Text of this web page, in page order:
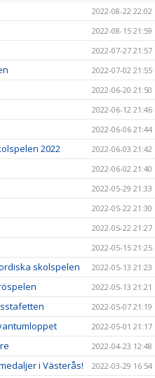
2022-08-22 22:02
2022-08-15 21:59
2022-07-27 21:57
2022-07-02 21:55
2022-06-20 21:50
2022-06-12 21:46
2022-06-06 21:44
2022 2022-06-03 21:42
2022-06-02 21:40
2022-05-29 21:33
2022-05-22 21:30
2022-05-22 21:27
2022-05-15 21:25
skolspelen 2022-05-13 21:23
2022-05-13 21:21
2022-05-07 21:19
2022-05-01 21:17
2022-04-23 12:48
i Västerås! 2022-03-29 16:54